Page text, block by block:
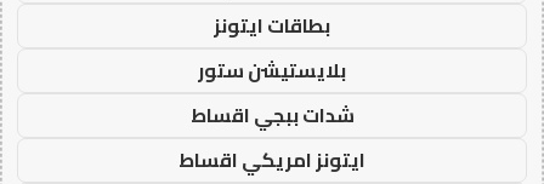
بطاقات ايتونز
بلايستيشن ستور
شدات ببجي اقساط
ايتونز امريكي اقساط